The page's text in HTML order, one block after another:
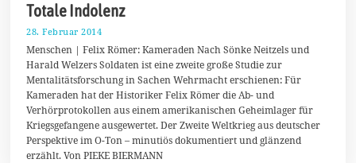
Totale Indolenz
28. Februar 2014
M
ä
r
z
0
1
4
Menschen | Felix Römer: Kameraden Nach Sönke Neitzels und
Harald Welzers Soldaten ist eine zweite große Studie zur
Mentalitätsforschung in Sachen Wehrmacht erschienen: Für
Kameraden hat der Historiker Felix Römer die Ab- und
Verhörprotokollen aus einem amerikanischen Geheimlager für
Kriegsgefangene ausgewertet. Der Zweite Weltkrieg aus deutscher
Perspektive im O-Ton – minutiös dokumentiert und glänzend
erzählt. Von PIEKE BIERMANN